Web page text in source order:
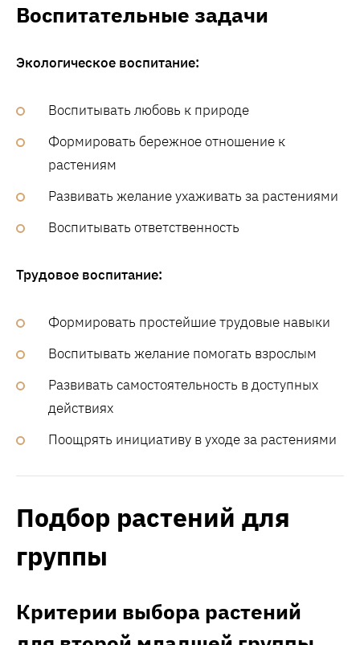
Воспитательные задачи
Экологическое воспитание:
Воспитывать любовь к природе
Формировать бережное отношение к
растениям
Развивать желание ухаживать за растениями
Воспитывать ответственность
Трудовое воспитание:
Формировать простейшие трудовые навыки
Воспитывать желание помогать взрослым
Развивать самостоятельность в доступных
действиях
Поощрять инициативу в уходе за растениями
Подбор растений для
группы
Критерии выбора растений